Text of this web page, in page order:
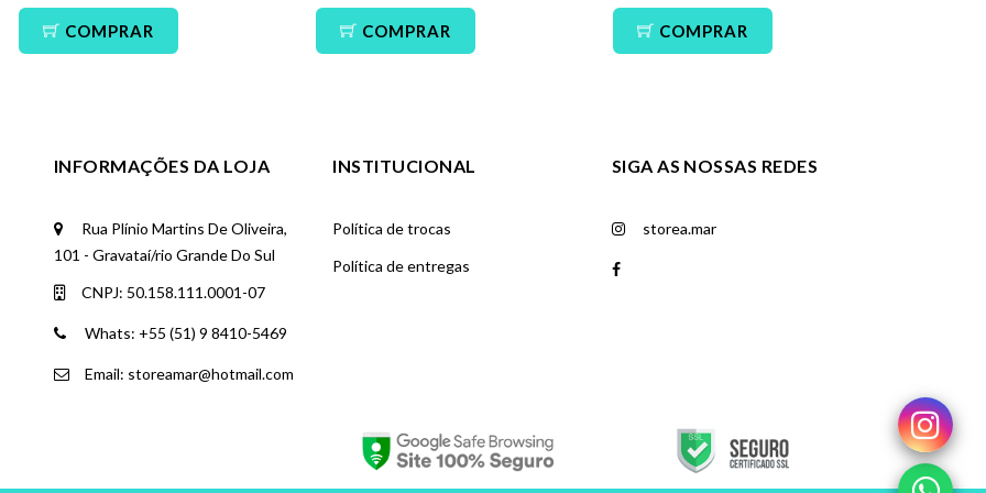
COMPRAR COMPRAR COMPRAR
INFORMAÇÕES DA LOJA
Rua Plínio Martins De Oliveira,
101 - Gravataí/rio Grande Do Sul
CNPJ: 50.158.111.0001-07
Whats: +55 (51) 9 8410-5469
Email: storeamar@hotmail.com
INSTITUCIONAL
Política de trocas
Política de entregas
SIGA AS NOSSAS REDES
storea.mar